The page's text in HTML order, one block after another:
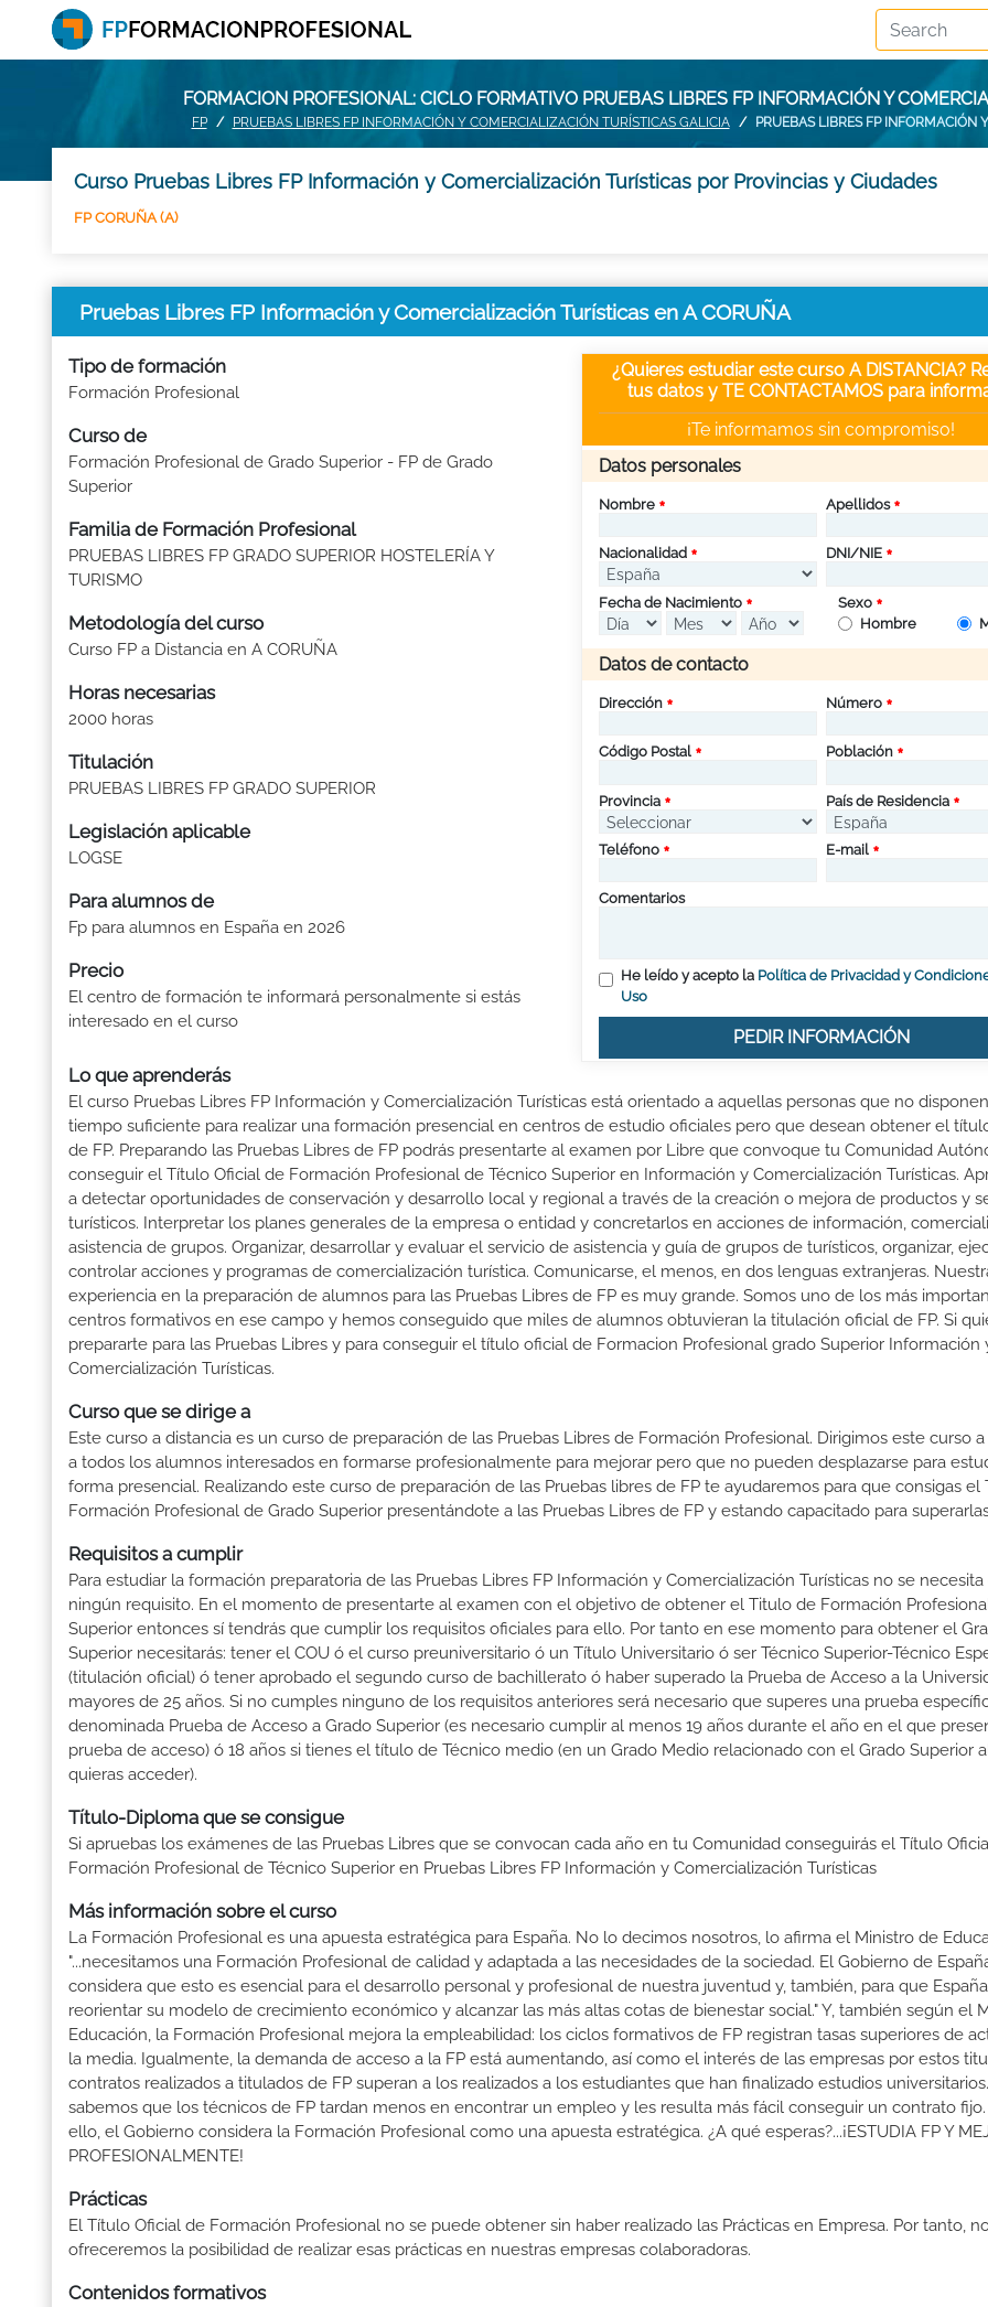
FORMACION PROFESIONAL: CICLO FORMATIVO PRUEBAS LIBRES FP INFORMACIÓN Y
FP PRUEBAS LIBRES FP INFORMACIÓN Y COMERCIALIZACIÓN TURÍSTICAS GALICIA PRUEBAS LIBRES FP INFORMACIÓN
Curso Pruebas Libres FP Información y Comercialización Turísticas por Provincias y Ciudades
FP CORUÑA (A)
Pruebas Libres FP Información y Comercialización Turísticas en A CORUÑA
Tipo de formación
Formación Profesional
Curso de
Formación Profesional de Grado Superior - FP de Grado
Superior
Familia de Formación Profesional
PRUEBAS LIBRES FP GRADO SUPERIOR HOSTELERÍA Y
TURISMO
Metodología del curso
Curso FP a Distancia en A CORUÑA
Horas necesarias
2000 horas
Titulación
PRUEBAS LIBRES FP GRADO SUPERIOR
Legislación aplicable
LOGSE
Para alumnos de
Fp para alumnos en España en 2026
Precio
El centro de formación te informará personalmente si estás
interesado en el curso
¿Quieres estudiar este curso A DISTANCIA?
tus datos y TE CONTACTAMOS para
¡Te informamos sin compromiso!
Datos personales
Nombre Apellidos
Nacionalidad DNI/NIE
Fecha de Nacimiento
Sexo
Hombre
Datos de contacto
Dirección Número
Código Postal Población
Provincia País de Residencia
Teléfono E-mail
Comentarios
He leído y acepto la Política de Privacidad y
Uso
PEDIR INFORMACIÓN
Lo que aprenderás
El curso Pruebas Libres FP Información y Comercialización Turísticas está orientado a aquellas personas que no
tiempo suficiente para realizar una formación presencial en centros de estudio oficiales pero que desean obtener el
de FP. Preparando las Pruebas Libres de FP podrás presentarte al examen por Libre que convoque tu Comunidad
conseguir el Título Oficial de Formación Profesional de Técnico Superior en Información y Comercialización Turísticas.
a detectar oportunidades de conservación y desarrollo local y regional a través de la creación o mejora de productos y
turísticos. Interpretar los planes generales de la empresa o entidad y concretarlos en acciones de información,
asistencia de grupos. Organizar, desarrollar y evaluar el servicio de asistencia y guía de grupos de turísticos, organizar,
controlar acciones y programas de comercialización turística. Comunicarse, el menos, en dos lenguas extranjeras.
experiencia en la preparación de alumnos para las Pruebas Libres de FP es muy grande. Somos uno de los más
centros formativos en ese campo y hemos conseguido que miles de alumnos obtuvieran la titulación oficial de FP. Si
prepararte para las Pruebas Libres y para conseguir el título oficial de Formacion Profesional grado Superior Información
Comercialización Turísticas.
Curso que se dirige a
Este curso a distancia es un curso de preparación de las Pruebas Libres de Formación Profesional. Dirigimos este curso
a todos los alumnos interesados en formarse profesionalmente para mejorar pero que no pueden desplazarse para
forma presencial. Realizando este curso de preparación de las Pruebas libres de FP te ayudaremos para que consigas el
Formación Profesional de Grado Superior presentándote a las Pruebas Libres de FP y estando capacitado para
Requisitos a cumplir
Para estudiar la formación preparatoria de las Pruebas Libres FP Información y Comercialización Turísticas no se
ningún requisito. En el momento de presentarte al examen con el objetivo de obtener el Titulo de Formación
Superior entonces sí tendrás que cumplir los requisitos oficiales para ello. Por tanto en ese momento para obtener el
Superior necesitarás: tener el COU ó el curso preuniversitario ó un Título Universitario ó ser Técnico Superior-Técnico
(titulación oficial) ó tener aprobado el segundo curso de bachillerato ó haber superado la Prueba de Acceso a la
mayores de 25 años. Si no cumples ninguno de los requisitos anteriores será necesario que superes una prueba
denominada Prueba de Acceso a Grado Superior (es necesario cumplir al menos 19 años durante el año en el que
prueba de acceso) ó 18 años si tienes el título de Técnico medio (en un Grado Medio relacionado con el Grado Superior
quieras acceder).
Título-Diploma que se consigue
Si apruebas los exámenes de las Pruebas Libres que se convocan cada año en tu Comunidad conseguirás el Título
Formación Profesional de Técnico Superior en Pruebas Libres FP Información y Comercialización Turísticas
Más información sobre el curso
La Formación Profesional es una apuesta estratégica para España. No lo decimos nosotros, lo afirma el Ministro de
"...necesitamos una Formación Profesional de calidad y adaptada a las necesidades de la sociedad. El Gobierno de
considera que esto es esencial para el desarrollo personal y profesional de nuestra juventud y, también, para que
reorientar su modelo de crecimiento económico y alcanzar las más altas cotas de bienestar social." Y, también según el
Educación, la Formación Profesional mejora la empleabilidad: los ciclos formativos de FP registran tasas superiores de
la media. Igualmente, la demanda de acceso a la FP está aumentando, así como el interés de las empresas por estos
contratos realizados a titulados de FP superan a los realizados a los estudiantes que han finalizado estudios
sabemos que los técnicos de FP tardan menos en encontrar un empleo y les resulta más fácil conseguir un contrato
ello, el Gobierno considera la Formación Profesional como una apuesta estratégica. ¿A qué esperas?...¡ESTUDIA FP Y
PROFESIONALMENTE!
Prácticas
El Título Oficial de Formación Profesional no se puede obtener sin haber realizado las Prácticas en Empresa. Por tanto,
ofreceremos la posibilidad de realizar esas prácticas en nuestras empresas colaboradoras.
Contenidos formativos